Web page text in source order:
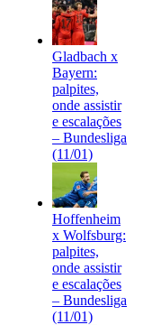
Gladbach x
Bayern:
palpites,
onde assistir
e escalações
– Bundesliga
(11/01)
Hoffenheim
x Wolfsburg:
palpites,
onde assistir
e escalações
– Bundesliga
(11/01)